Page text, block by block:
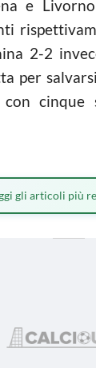
e
2-2
per
cinque
gli articoli più